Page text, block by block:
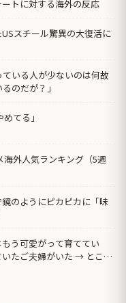
トに対する海外の反応
スチール驚異の大復活に
いる人が少ないのは何故
のだが？」
めてる」
外人気ランキング（5週
のようにピカピカに「味
う可愛がって育ててい
たご夫婦がいた → ところ